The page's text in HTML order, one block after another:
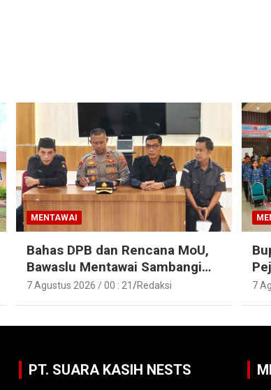
MENTAWAI
Bahas DPB dan Rencana MoU,
Bawaslu Mentawai Sambangi
Polres Mentawai
7 Agustus 2026 / 00 : 21 Redaksi 7
PT. SUARA KASIH NESTS